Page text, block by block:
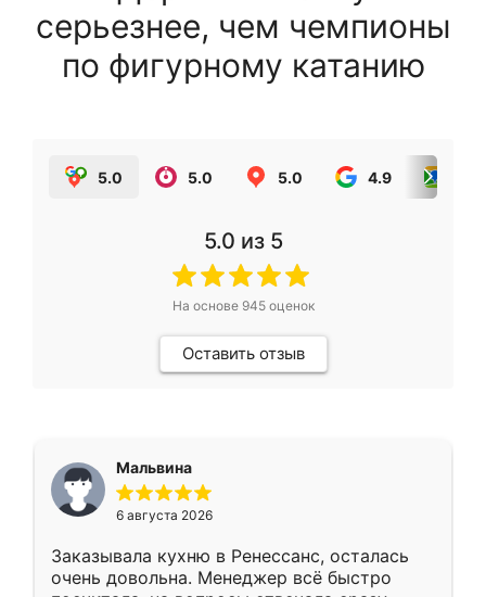
серьезнее, чем чемпионы
по фигурному катанию
5.0 5.0 5.0 4.9
5.0 из 5
На основе 945оценок
Оставить отзыв
Мальвина
6 августа 2026
Заказывала кухню в Ренессанс, осталась
очень довольна. Менеджер всё быстро